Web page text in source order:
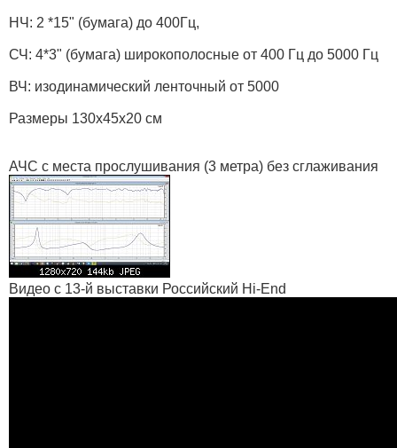
НЧ: 2 *15" (бумага) до 400Гц,
СЧ: 4*3" (бумага) широкополосные от 400 Гц до 5000 Гц
ВЧ: изодинамический ленточный от 5000
Размеры 130х45х20 см
АЧС с места прослушивания (3 метра) без сглаживания
Видео с 13-й выставки Российский Hi-End